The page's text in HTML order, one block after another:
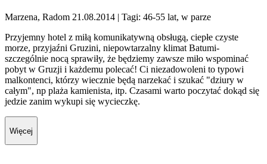
Marzena, Radom 21.08.2014
| Tagi: 46-55 lat, w parze
Przyjemny hotel z miłą komunikatywną obsługą, ciepłe czyste
morze, przyjaźni Gruzini, niepowtarzalny klimat Batumi-
szczególnie nocą sprawiły, że będziemy zawsze miło wspominać
pobyt w Gruzji i każdemu polecać! Ci niezadowoleni to typowi
malkontenci, którzy wiecznie będą narzekać i szukać "dziury w
całym", np plaża kamienista, itp. Czasami warto poczytać dokąd się
jedzie zanim wykupi się wycieczkę.
Więcej